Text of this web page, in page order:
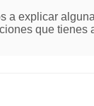
a explicar
que tienes